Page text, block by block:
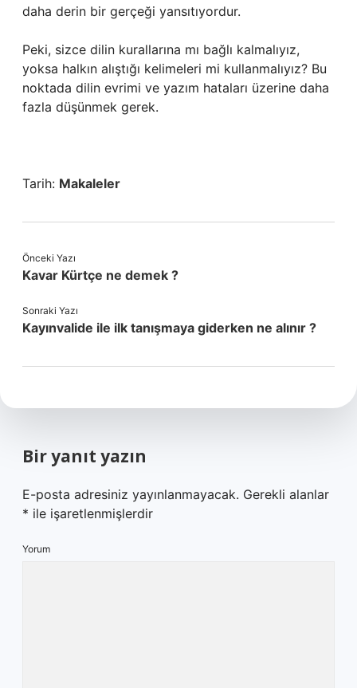
daha derin bir gerçeği yansıtıyordur.
Peki, sizce dilin kurallarına mı bağlı kalmalıyız,
yoksa halkın alıştığı kelimeleri mi kullanmalıyız? Bu
noktada dilin evrimi ve yazım hataları üzerine daha
fazla düşünmek gerek.
Tarih: Makaleler
Önceki Yazı
Kavar Kürtçe ne demek ?
Sonraki Yazı
Kayınvalide ile ilk tanışmaya giderken ne alınır ?
Bir yanıt yazın
E-posta adresiniz yayınlanmayacak. Gerekli alanlar
* ile işaretlenmişlerdir
Yorum